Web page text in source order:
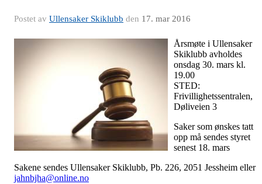
Postet av Ullensaker Skiklubb den 17. mar 2016
Årsmøte i Ullensaker
Skiklubb avholdes
onsdag 30. mars kl.
19.00
STED:
Frivillighetssentralen,
Døliveien 3
Saker som ønskes tatt
opp må sendes styret
senest 18. mars
Sakene sendes Ullensaker Skiklubb, Pb. 226, 2051 Jessheim eller
jahnbjha@online.no